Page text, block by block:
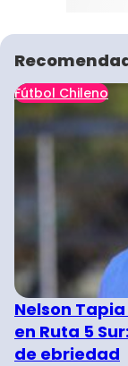
Fútbol Chileno
Nelson
en Ruta 5
de ebriedad